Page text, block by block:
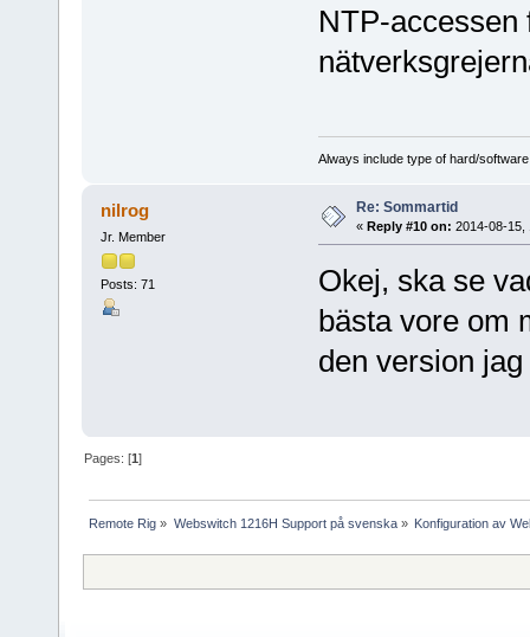
NTP-accessen
Always include type of hard/
nilrog
Jr. Member
Posts: 71
Re: Sommartid
« Reply #10 on: 2014-08-15,
Okej, ska se
bästa vore om
den version
Pages: [1]
Remote Rig » Webswitch 1216H Support på svenska» Konfiguration av